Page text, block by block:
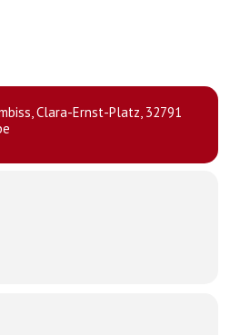
, Clara-Ernst-Platz, 32791